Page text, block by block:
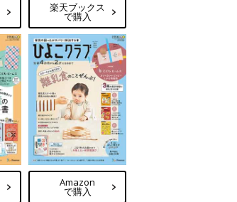
楽天ブックス
で購入
Amazon
で購入